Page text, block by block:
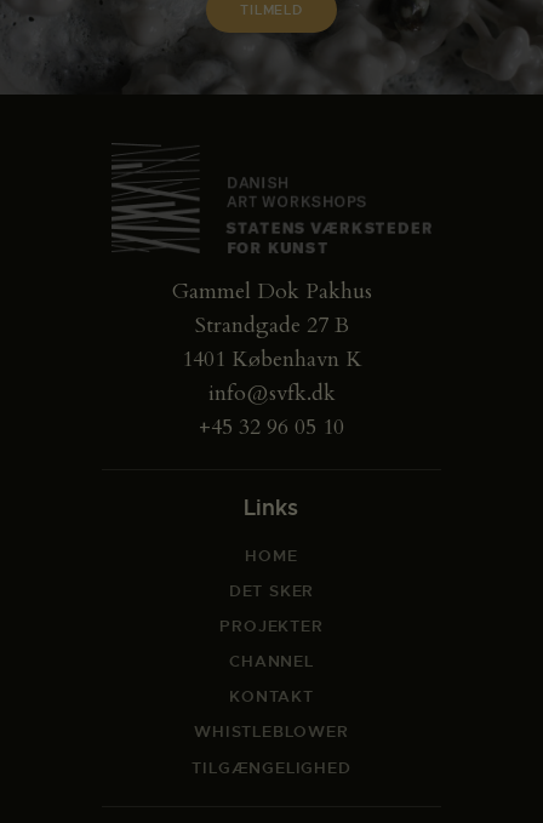
Gammel Dok Pakhus
Strandgade 27 B
1401 København K
info@svfk.dk
+45 32 96 05 10
Links
HOME
DET SKER
PROJEKTER
CHANNEL
KONTAKT
WHISTLEBLOWER
TILGÆNGELIGHED